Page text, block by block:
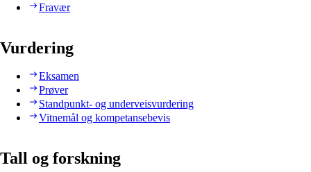
Fravær
Vurdering
Eksamen
Prøver
Standpunkt- og underveisvurdering
Vitnemål og kompetansebevis
Tall og forskning